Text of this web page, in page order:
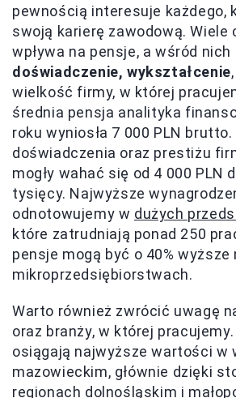
pewnością interesuje każdego,
swoją karierę zawodową. Wiele
wpływa na pensje, a wśród
doświadczenie, wykształcenie
wielkość firmy, w której
średnia pensja analityka
roku wyniosła 7 000 PLN
doświadczenia oraz prestiżu
mogły wahać się od 4 000 PLN
tysięcy. Najwyższe
odnotowujemy w dużych
które zatrudniają ponad 250
pensje mogą być o 40% wyższe
mikroprzedsiębiorstwach.
Warto również zwrócić uwagę
oraz branży, w której
osiągają najwyższe wartości w
mazowieckim, głównie dzięki
regionach dolnośląskim i